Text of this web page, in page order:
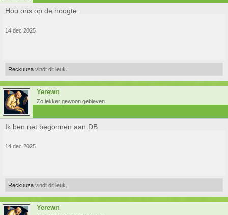
Hou ons op de hoogte.
14 dec 2025
Reckuuza vindt dit leuk.
Yerewn
Zo lekker gewoon gebleven
Ik ben net begonnen aan DB
14 dec 2025
Reckuuza vindt dit leuk.
Yerewn